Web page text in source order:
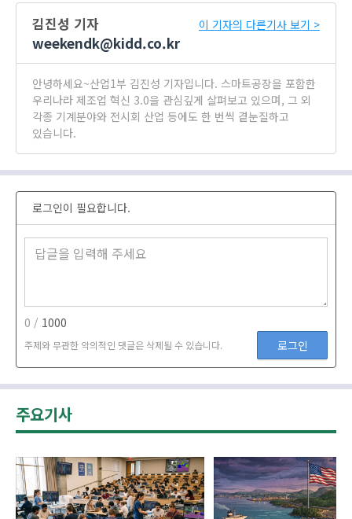
김진성 기자
weekendk@kidd.co.kr
이 기자의 다른기사 보기 >
안녕하세요~산업1부 김진성 기자입니다. 스마트공장을 포함한
우리나라 제조업 혁신 3.0을 관심깊게 살펴보고 있으며, 그 외
각종 기계분야와 전시회 산업 등에도 한 번씩 곁눈질하고
있습니다.
로그인이 필요합니다.
0 / 1000
주제와 무관한 악의적인 댓글은 삭제될 수 있습니다. 로그인
주요기사